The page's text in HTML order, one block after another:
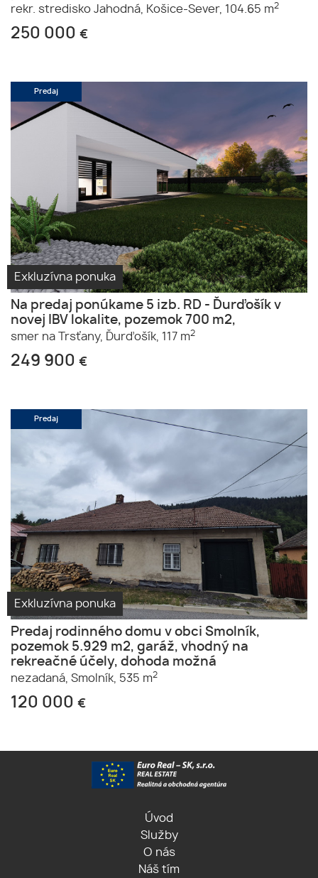
rekr. stredisko Jahodná, Košice-Sever, 104.65 m2
250 000 €
Exkluzívna ponuka
Predaj
Na predaj ponúkame 5 izb. RD - Ďurďošík v
novej IBV lokalite, pozemok 700 m2,
smer na Trsťany, Ďurďošík, 117 m2
249 900 €
Exkluzívna ponuka
Predaj
Predaj rodinného domu v obci Smolník,
pozemok 5.929 m2, garáž, vhodný na
rekreačné účely, dohoda možná
nezadaná, Smolník, 535 m2
120 000 €
Úvod
Služby
O nás
Náš tím